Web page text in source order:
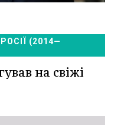
(2014—
на свіжі